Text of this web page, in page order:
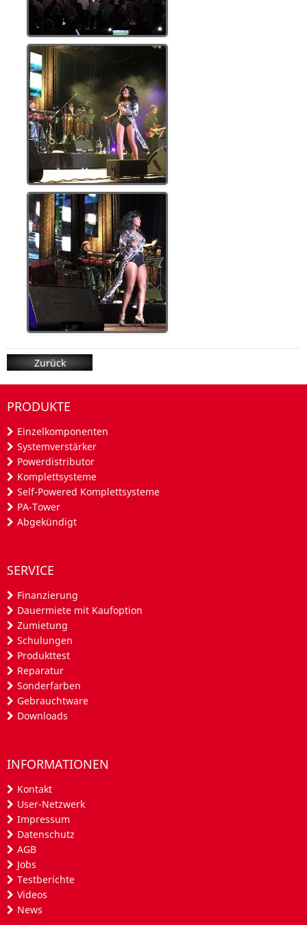
Zurück
PRODUKTE
Einzelkomponenten
Systemverstärker
Powerdistributor
Komplettsysteme
Self-Powered Komplettsysteme
PA-Tower
Abgekündigt
SERVICE
Finanzierung
Dauermiete mit Kaufoption
Zumietung
Schulungen
Produkttest
Reparatur
Sonderfarben
Gebrauchtware
Downloads
INFORMATIONEN
Kontakt
User-Netzwerk
Impressum
Datenschutz
AGB
Jobs
Testberichte
Videos
News